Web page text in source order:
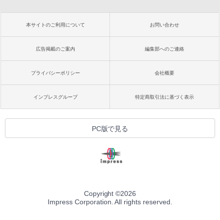
本サイトのご利用について お問い合わせ
広告掲載のご案内 編集部へのご連絡
プライバシーポリシー 会社概要
インプレスグループ 特定商取引法に基づく表示
PC版で見る
Copyright ©2026
Impress Corporation. All rights reserved.